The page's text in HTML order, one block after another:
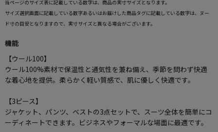
当ページのサイズ表に記載している数字は、商品の実寸サイズとなります。
サイズ選択画面に記載している数字あるいはお届けした商品タグに記載している数字は、ヌー
ド寸の目安となりますので、実寸サイズと異なる場合がございます。
機能
【ウール100】
ウール100%素材で保温性と通気性を兼ね備え、季節を問わず快適
な着心地を提供。柔らかく軽い質感で、肌に優しく快適です。
【3ピース】
ジャケット、パンツ、ベストの3点セットで、スーツ全体を簡単にコ
ーディネートできます。ビジネスやフォーマルな場面に最適です。